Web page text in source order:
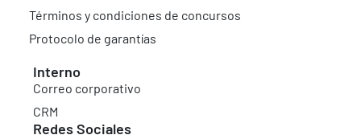
Términos y condiciones de concursos
Protocolo de garantías
Interno
Correo corporativo
CRM
Redes Sociales